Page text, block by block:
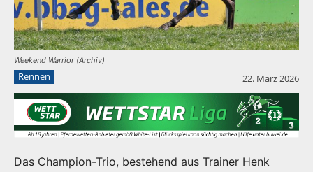
Weekend Warrior (Archiv)
Rennen 22. März 2026
Das Champion-Trio, bestehend aus Trainer Henk